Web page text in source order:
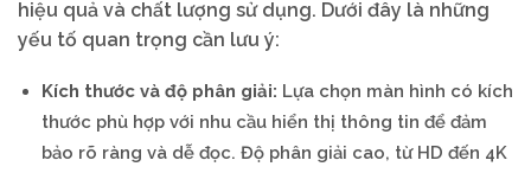
hiệu quả và chất lượng sử dụng. Dưới đây là những
yếu tố quan trọng cần lưu ý:
Kích thước và độ phân giải: Lựa chọn màn hình có kích
thước phù hợp với nhu cầu hiển thị thông tin để đảm
bảo rõ ràng và dễ đọc. Độ phân giải cao, từ HD đến 4K